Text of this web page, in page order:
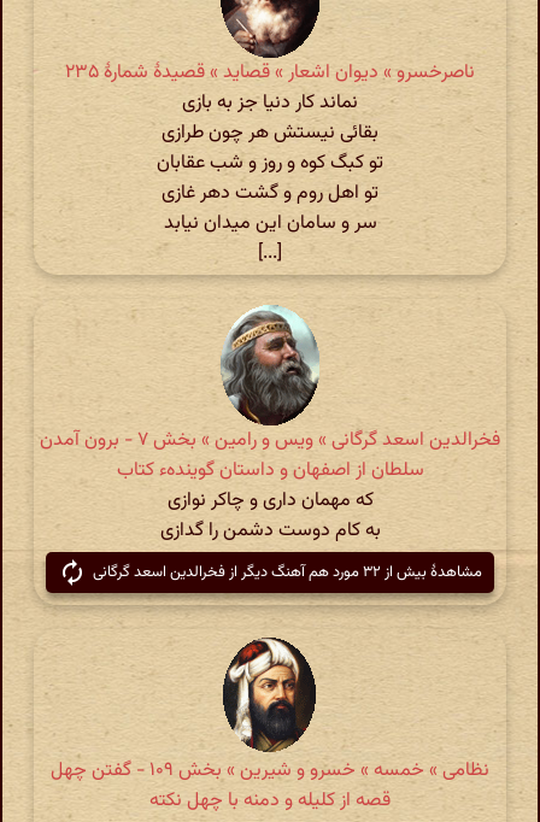
ناصرخسرو » دیوان اشعار » قصاید » قصیدهٔ شمارهٔ ۲۳۵
نماند کار دنیا جز به بازی
بقائی نیستش هر چون طرازی
تو کبگ کوه و روز و شب عقابان
تو اهل روم و گشت دهر غازی
سر و سامان این میدان نیابد
[...]
فخرالدین اسعد گرگانی » ویس و رامین » بخش ۷ - برون آمدن
سلطان از اصفهان و داستان گویندهء کتاب
که مهمان داری و چاکر نوازی
به کام دوست دشمن را گدازی
مشاهدهٔ بیش از ۳۲ مورد هم آهنگ دیگر از فخرالدین اسعد گرگانی
نظامی » خمسه » خسرو و شیرین » بخش ۱۰۹ - گفتن چهل
قصه از کلیله و دمنه با چهل نکته